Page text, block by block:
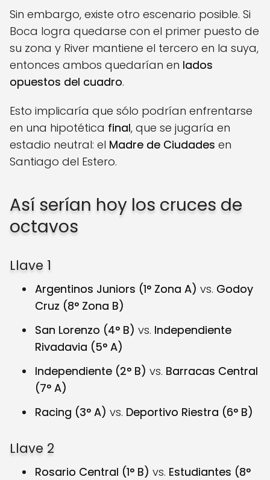
Sin embargo, existe otro escenario posible. Si
Boca logra quedarse con el primer puesto de
su zona y River mantiene el tercero en la suya,
entonces ambos quedarían en lados
opuestos del cuadro.
Esto implicaría que sólo podrían enfrentarse
en una hipotética final, que se jugaría en
estadio neutral: el Madre de Ciudades en
Santiago del Estero.​
Así serían hoy los cruces de
octavos
Llave 1
Argentinos Juniors (1° Zona A) vs. Godoy
Cruz (8° Zona B)
San Lorenzo (4° B) vs. Independiente
Rivadavia (5° A)
Independiente (2° B) vs. Barracas Central
(7° A)
Racing (3° A) vs. Deportivo Riestra (6° B)
Llave 2
Rosario Central (1° B) vs. Estudiantes (8°